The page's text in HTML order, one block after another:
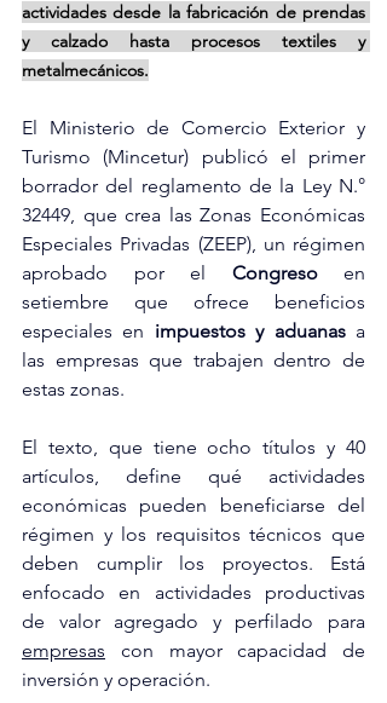
actividades desde la fabricación de prendas
y calzado hasta procesos textiles y
metalmecánicos.
El Ministerio de Comercio Exterior y
Turismo (Mincetur) publicó el primer
borrador del reglamento de la Ley N.°
32449, que crea las Zonas Económicas
Especiales Privadas (ZEEP), un régimen
aprobado por el Congreso en
setiembre que ofrece beneficios
especiales en impuestos y aduanas a
las empresas que trabajen dentro de
estas zonas.
El texto, que tiene ocho títulos y 40
artículos, define qué actividades
económicas pueden beneficiarse del
régimen y los requisitos técnicos que
deben cumplir los proyectos. Está
enfocado en actividades productivas
empresas con mayor capacidad de
inversión y operación.